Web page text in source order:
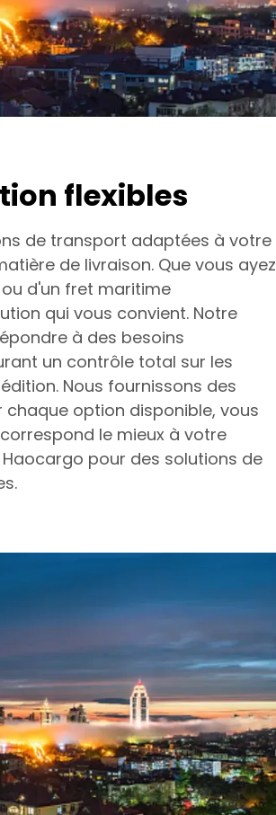
flexibles
de transport adaptées à votre
de livraison. Que vous ayez
d'un fret maritime
qui vous convient. Notre
à des besoins
un contrôle total sur les
Nous fournissons des
option disponible, vous
le mieux à votre
pour des solutions de